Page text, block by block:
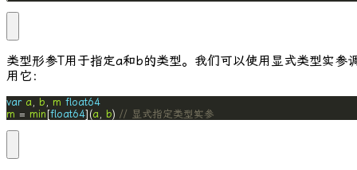
类型形参T用于指定a和b的类型。我们可以使用显式类型实参
用它：
var a b m float64
m = min[float64](a b) // 显式指定类型实参